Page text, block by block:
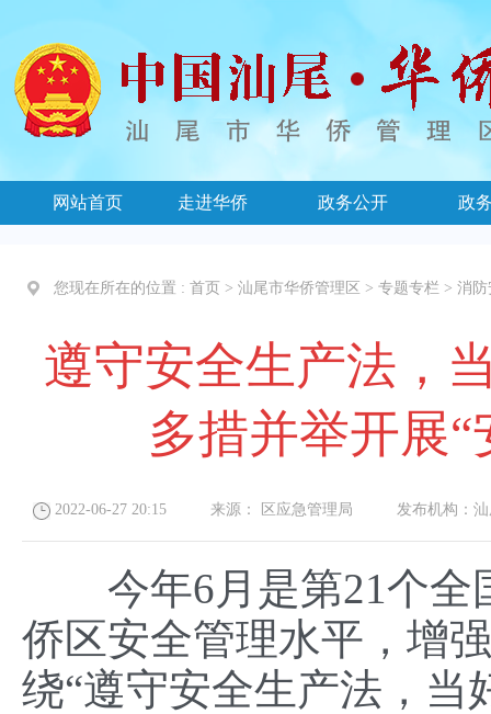
网站首页 走进华侨 政务公开 政
您现在所在的位置 : 首页 > 汕尾市华侨管理区 > 专题专栏 > 消防
遵守安全生产法，
多措并举开展
2022-06-27 20:15 来源： 区应急管理局 发布机构：
今年6月是第21个全
侨区安全管理水平，增
绕“遵守安全生产法，当